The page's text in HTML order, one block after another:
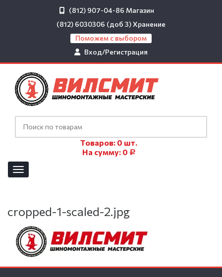
(812) 907-04-86 Магазин
(812) 6030306 (доб 3)Хранение
Поможем с выбором
Вход/Регистрация
Товаров: 0 шт.
На сумму: 0 Р
cropped-1-scaled-2.jpg